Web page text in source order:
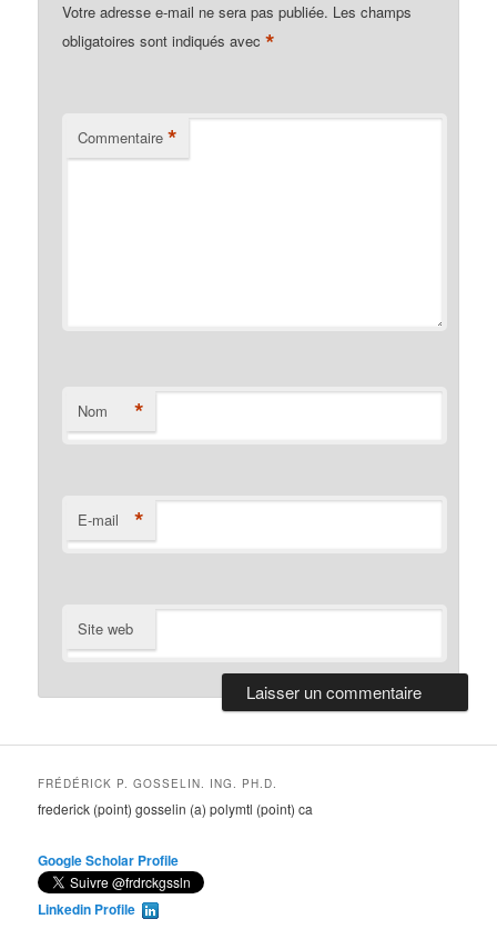
Votre adresse e-mail ne sera pas publiée. Les champs
obligatoires sont indiqués avec*
Commentaire *
Nom *
E-mail *
Site web
FRÉDÉRICK P. GOSSELIN. ING. PH.D.
frederick (point) gosselin (a) polymtl (point) ca
Google Scholar Profile
Linkedin Profile